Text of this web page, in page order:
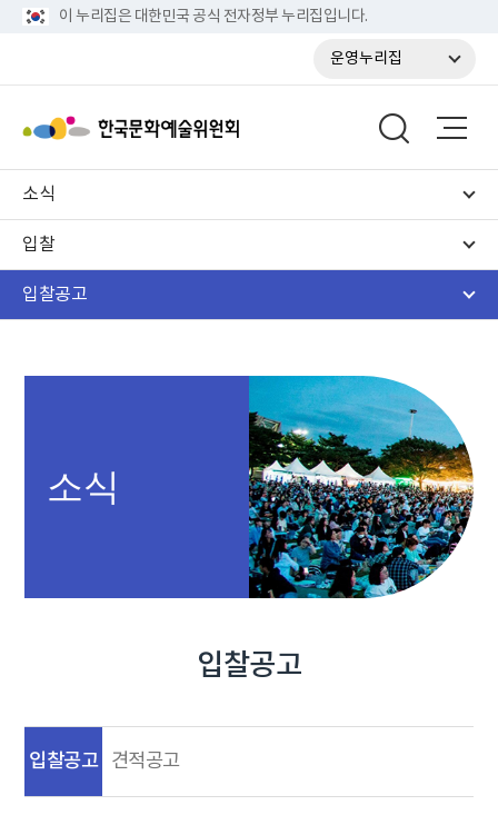
이 누리집은 대한민국 공식 전자정부 누리집입니다.
운영누리집
소식
입찰
입찰공고
소식
입찰공고
입찰공고 견적공고